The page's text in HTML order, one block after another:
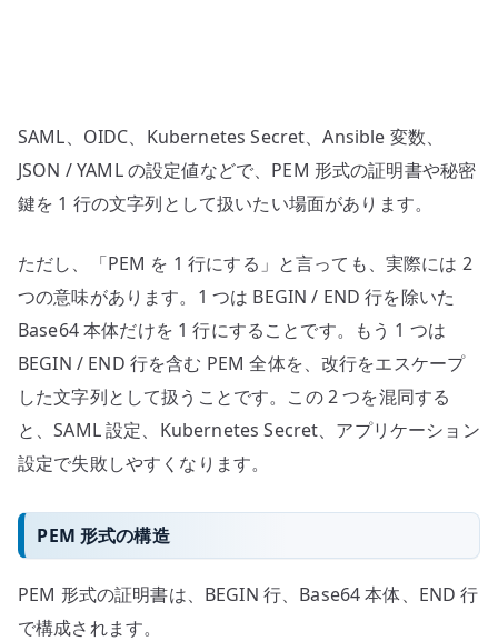
–
SAML、
Kubernetes
環
数
で
扱
う
へ
SAML、OIDC、Kubernetes Secret、Ansible 変数、
JSON / YAML の設定値などで、PEM 形式の証明書や秘密
鍵を 1 行の文字列として扱いたい場面があります。
ただし、「PEM を 1 行にする」と言っても、実際には 2
つの意味があります。1 つは BEGIN / END 行を除いた
Base64 本体だけを 1 行にすることです。もう 1 つは
BEGIN / END 行を含む PEM 全体を、改行をエスケープ
した文字列として扱うことです。この 2 つを混同する
と、SAML 設定、Kubernetes Secret、アプリケーション
設定で失敗しやすくなります。
PEM 形式の構造
PEM 形式の証明書は、BEGIN 行、Base64 本体、END 行
で構成されます。